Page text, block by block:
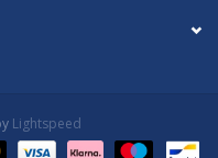
Lightspeed